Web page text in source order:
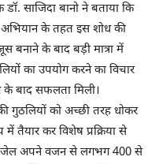
डॉ. साजिदा बानो ने बताया कि
अभियान के तहत इस शोध की
बनाने के बाद बड़ी मात्रा में
का उपयोग करने का विचार
बाद सफलता मिली।
गुठलियों को अच्छी तरह धोकर
तैयार कर विशेष प्रक्रिया से
जेल अपने वजन से लगभग 400 से